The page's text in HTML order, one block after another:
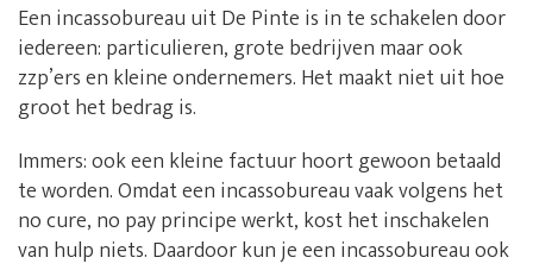
Een incassobureau uit De Pinte is in te schakelen door
iedereen: particulieren, grote bedrijven maar ook
zzp’ers en kleine ondernemers. Het maakt niet uit hoe
groot het bedrag is.
Immers: ook een kleine factuur hoort gewoon betaald
te worden. Omdat een incassobureau vaak volgens het
no cure, no pay principe werkt, kost het inschakelen
van hulp niets. Daardoor kun je een incassobureau ook